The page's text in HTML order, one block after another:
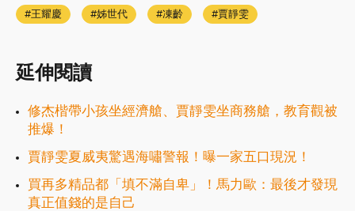
王耀慶 姊世代 凍齡 賈靜雯
延伸閱讀
修杰楷帶小孩坐經濟艙、賈靜雯坐商務艙，教育觀被
推爆！
賈靜雯夏威夷驚遇海嘯警報！曝一家五口現況！
買再多精品都「填不滿自卑」！馬力歐：最後才發現
真正值錢的是自己